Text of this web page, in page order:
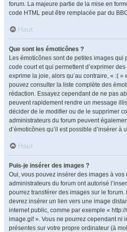
forum. La majeure partie de la mise en
code HTML peut être remplacée par du
Haut
Que sont les émoticônes ?
Les émoticônes sont de petites images qui
code court et qui permettent d’exprimer
exprime la joie, alors qu’au contraire, « :( »
pouvez consulter la liste complète des
rédaction. Essayez cependant de ne pas
peuvent rapidement rendre un message
décider de le modifier ou de le supprimer
administrateurs du forum peuvent
d’émoticônes qu’il est possible d’insérer à
Haut
Puis-je insérer des images ?
Oui, vous pouvez insérer des images à vos
administrateurs du forum ont autorisé
pourrez transférer des images sur le
devrez insérer un lien vers une image
internet public, comme par exemple «
image.gif ». Vous ne pourrez cependant ni
présentes sur votre propre ordinateur (à